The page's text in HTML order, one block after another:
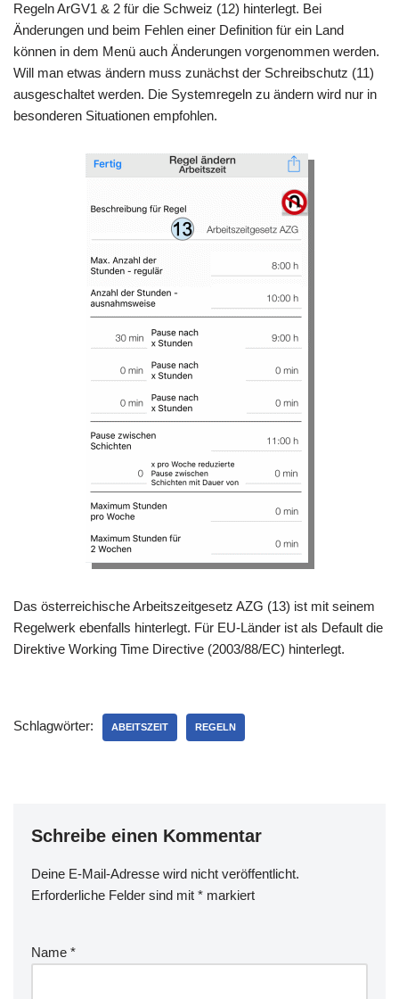
Regeln ArGV1 & 2 für die Schweiz (12) hinterlegt. Bei
Änderungen und beim Fehlen einer Definition für ein Land
können in dem Menü auch Änderungen vorgenommen werden.
Will man etwas ändern muss zunächst der Schreibschutz (11)
ausgeschaltet werden. Die Systemregeln zu ändern wird nur in
besonderen Situationen empfohlen.
Das österreichische Arbeitszeitgesetz AZG (13) ist mit seinem
Regelwerk ebenfalls hinterlegt. Für EU-Länder ist als Default die
Direktive Working Time Directive (2003/88/EC) hinterlegt.
Schlagwörter: ABEITSZEIT REGELN
Schreibe einen Kommentar
Deine E-Mail-Adresse wird nicht veröffentlicht.
Erforderliche Felder sind mit * markiert
Name *